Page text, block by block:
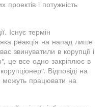
проектів і потужність
Існує термін
реакція на напад лише
звинуватили в корупції і
це все одно закріплює в
Відповіді на
можуть працювати на